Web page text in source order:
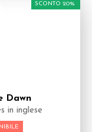
Dawn
in inglese
SCONTO 20%